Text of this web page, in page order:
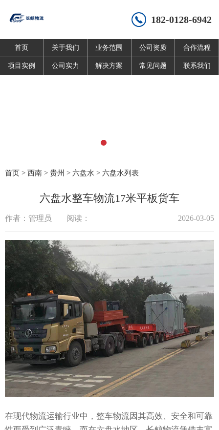
182-0128-6942
首页 关于我们 业务范围 公司资质 合作流程
项目实例 公司实力 解决方案 常见问题 联系我们
首页 > 西南 > 贵州 > 六盘水 > 六盘水列表
六盘水整车物流17米平板货车
作者：管理员 阅读： 2026-03-05
在现代物流运输行业中，整车物流因其高效、安全和可靠